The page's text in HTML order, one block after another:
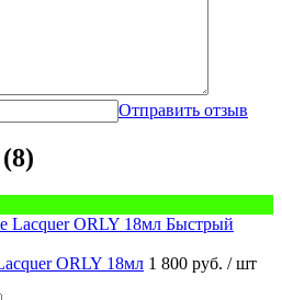
Отправить отзыв
Быстрый
ORLY 18мл 1 800 руб. / шт